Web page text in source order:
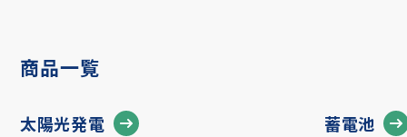
商品一覧
太陽光発電 蓄電池